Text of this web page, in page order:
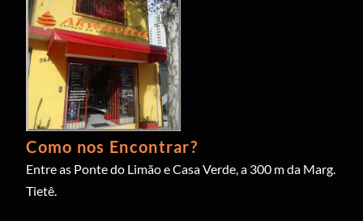
Como nos Encontrar?
Entre as Ponte do Limão e Casa Verde, a 300 m da Marg.
Tietê.